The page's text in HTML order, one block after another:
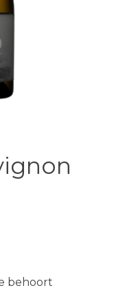
behoort